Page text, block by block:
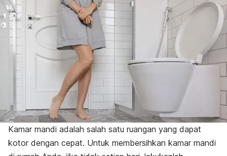
Kamar mandi adalah salah satu ruangan yang dapat
kotor dengan cepat. Untuk membersihkan kamar mandi